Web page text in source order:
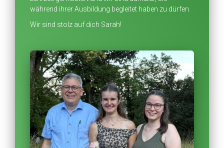
während ihrer Ausbildung begleitet haben zu dürfen.
Wir sind stolz auf dich Sarah!